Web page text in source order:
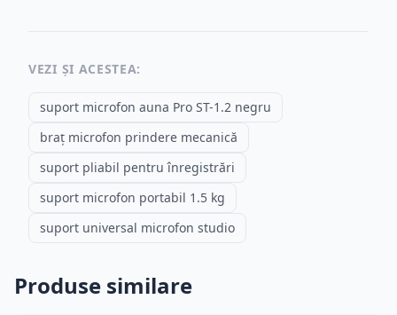
VEZI ȘI ACESTEA:
suport microfon auna Pro ST-1.2 negru
braț microfon prindere mecanică
suport pliabil pentru înregistrări
suport microfon portabil 1.5 kg
suport universal microfon studio
Produse similare